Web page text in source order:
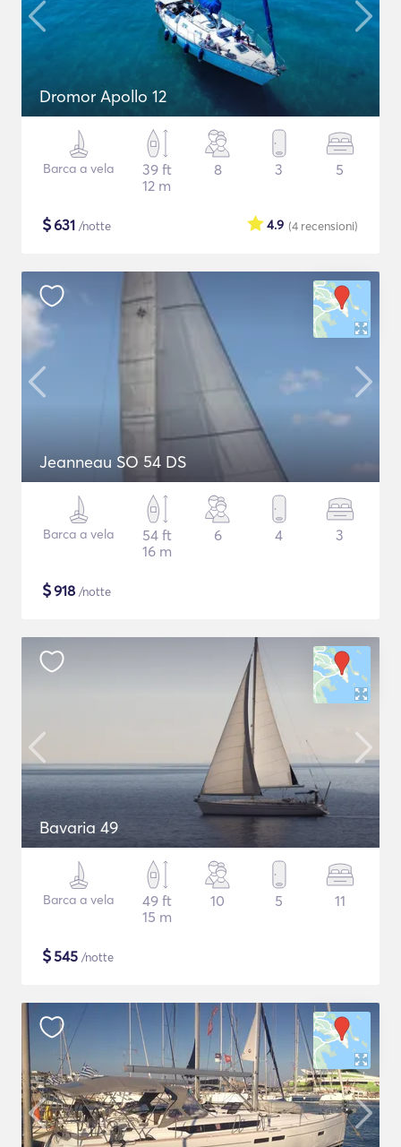
Dromor Apollo 12
Barca a vela
39 ft
12 m
8 3 5
$631 /notte (4 recensioni)
4.9
Jeanneau SO 54 DS
Barca a vela
54 ft
16 m
6 4 3
$918 /notte
Bavaria 49
Barca a vela
49 ft
15 m
10 5 11
$545 /notte